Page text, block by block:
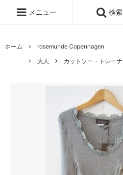
メニュー 検索
ホーム
rosemunde Copenhagen
大人
カットソー・トレーナ